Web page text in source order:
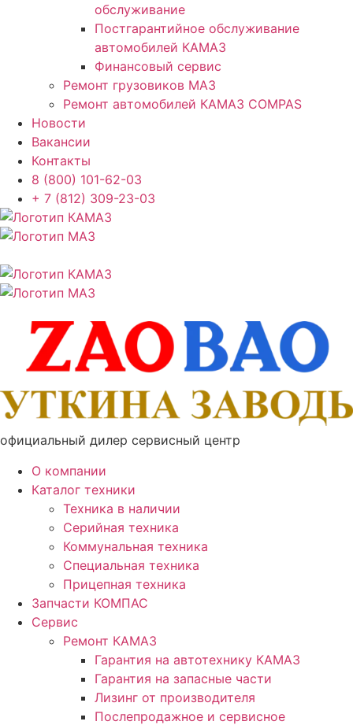
обслуживание
Постгарантийное обслуживание
автомобилей КАМАЗ
Финансовый сервис
Ремонт грузовиков МАЗ
Ремонт автомобилей КАМАЗ COMPAS
Новости
Вакансии
Контакты
8 (800) 101-62-03
+ 7 (812) 309-23-03
официальный дилер сервисный центр
О компании
Каталог техники
Техника в наличии
Серийная техника
Коммунальная техника
Специальная техника
Прицепная техника
Запчасти КОМПАС
Сервис
Ремонт КАМАЗ
Гарантия на автотехнику КАМАЗ
Гарантия на запасные части
Лизинг от производителя
Послепродажное и сервисное